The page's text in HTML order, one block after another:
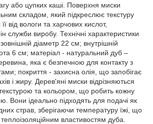
або цупких каші. Поверхня миски
складом, який підкреслює текстуру
від вологи та харчових кислот,
служби виробу. Технічні характеристики
діаметр 22 см; внутрішній
6 см; матеріал - натуральний дуб –
яка є безпечною для контакту з
покриття - захисна олія, що запобігає
і жиру. Дерев'яні миски відрізняються
та кольором, що робить кожну
Вони ідеально підходять для подачі як
страв, зберігаючи температуру їжі, що
властивостям дуба.